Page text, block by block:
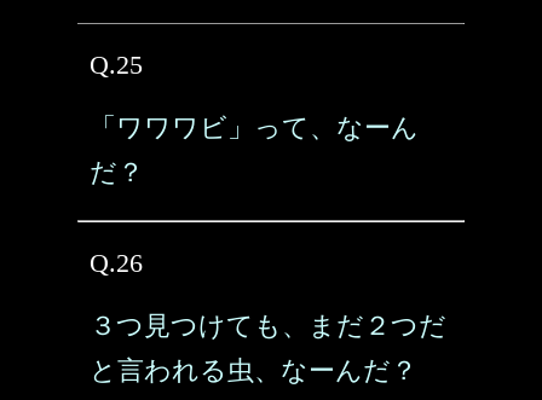
Q.25
「ワワワビ」って、なーん
だ？
Q.26
３つ見つけても、まだ２つだ
と言われる虫、なーんだ？